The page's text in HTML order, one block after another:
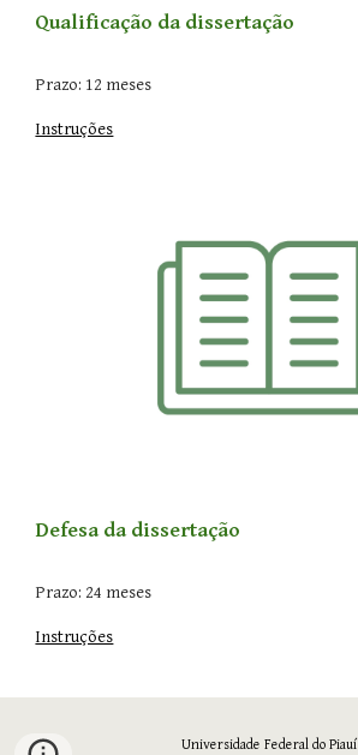
Qualificação da dissertação
Prazo: 12 meses
Instruções
Defesada dissertação
Prazo: 24 meses
Instruções
Universidade Federal do Piauí